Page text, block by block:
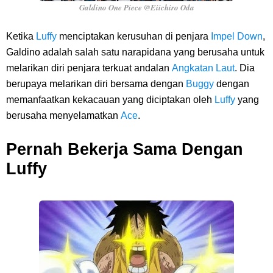
Galdino One Piece @Eiichiro Oda
Ketika Luffy menciptakan kerusuhan di penjara Impel Down,
Galdino adalah salah satu narapidana yang berusaha untuk
melarikan diri penjara terkuat andalan Angkatan Laut. Dia
berupaya melarikan diri bersama dengan Buggy dengan
memanfaatkan kekacauan yang diciptakan oleh Luffy yang
berusaha menyelamatkan Ace.
Pernah Bekerja Sama Dengan
Luffy